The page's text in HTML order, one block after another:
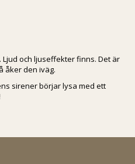
och ljuseffekter finns. Det är
åker den iväg.
sirener börjar lysa med ett